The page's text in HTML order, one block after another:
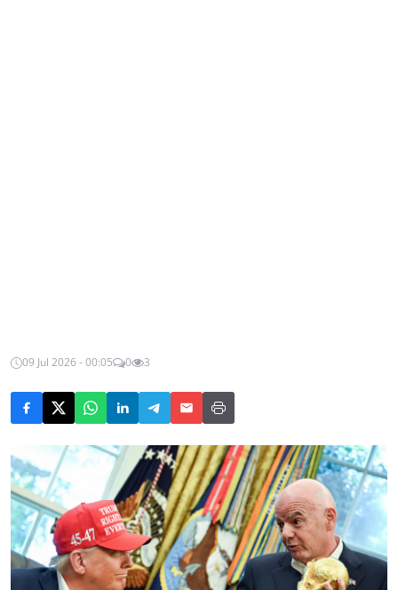
09 Jul 2026 - 00:05 0 3